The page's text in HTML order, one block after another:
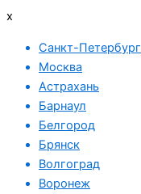
x
Санкт-Петербург
Москва
Астрахань
Барнаул
Белгород
Брянск
Волгоград
Воронеж